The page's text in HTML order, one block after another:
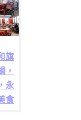
旗
，
永
食